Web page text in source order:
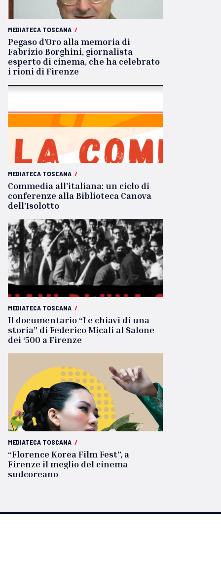
MEDIATECA TOSCANA /
Pegaso d’Oro alla memoria di
Fabrizio Borghini, giornalista
esperto di cinema, che ha celebrato
i rioni di Firenze
MEDIATECA TOSCANA /
Commedia all’italiana: un ciclo di
conferenze alla Biblioteca Canova
dell’Isolotto
MEDIATECA TOSCANA /
Il documentario “Le chiavi di una
storia” di Federico Micali al Salone
dei ‘500 a Firenze
MEDIATECA TOSCANA /
“Florence Korea Film Fest”, a
Firenze il meglio del cinema
sudcoreano